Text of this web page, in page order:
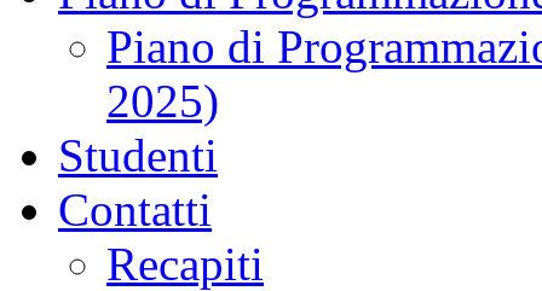
Piano di
2025)
Studenti
Contatti
Recapiti